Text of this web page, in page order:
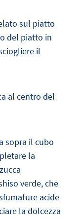
sul piatto
del piatto in
il
al centro del
sopra il cubo
la
verde, che
acide
la dolcezza